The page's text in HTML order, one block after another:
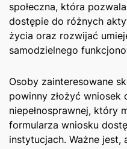
społeczna,‍ która
dostępie ‌do różnych
życia oraz​ rozwijać
samodzielnego
Osoby zainteresowane
‍powinny złożyć wniosek
niepełnosprawnej, który
formularza wniosku
instytucjach. Ważne jest,